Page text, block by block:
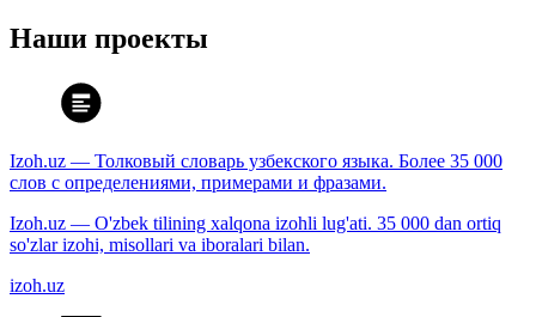
Наши проекты
Izoh.uz — Толковый словарь узбекского языка. Более 35 000
слов с определениями, примерами и фразами.
Izoh.uz — O'zbek tilining xalqona izohli lug'ati. 35 000 dan ortiq
so'zlar izohi, misollari va iboralari bilan.
izoh.uz